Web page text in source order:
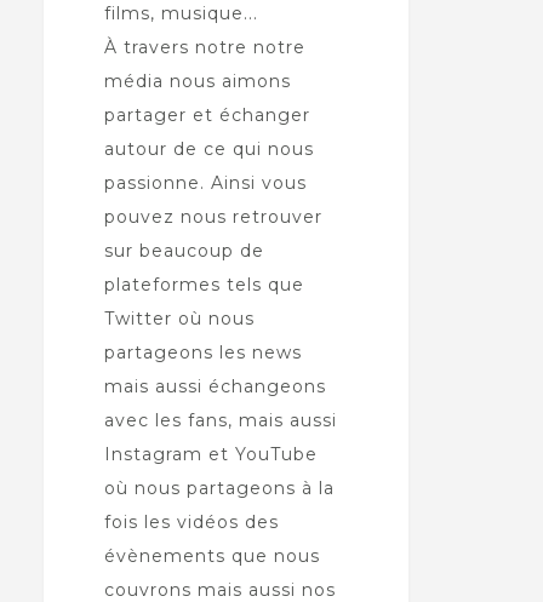
films, musique...
À travers notre notre
média nous aimons
partager et échanger
autour de ce qui nous
passionne. Ainsi vous
pouvez nous retrouver
sur beaucoup de
plateformes tels que
Twitter où nous
partageons les news
mais aussi échangeons
avec les fans, mais aussi
Instagram et YouTube
où nous partageons à la
fois les vidéos des
évènements que nous
couvrons mais aussi nos